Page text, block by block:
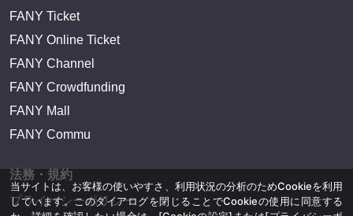
FANY Ticket
FANY Online Ticket
FANY Channel
FANY Crowdfunding
FANY Mall
FANY Commu
法務・規約
プライバシーポリシー
当サイトは、お客様の使いやすさ、利用状況の分析のためCookieを利用
しています。このダイアログを閉じることでCookieの使用に同意する